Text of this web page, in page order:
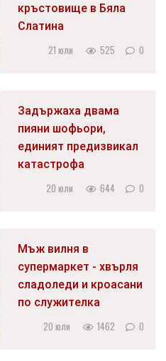
кръстовище в Бяла
Слатина
21 юли 525 0
Задържаха двама
пияни шофьори,
единият предизвикал
катастрофа
20 юли 644 0
Мъж вилня в
супермаркет - хвърля
сладоледи и кроасани
по служителка
20 юли 1462 0